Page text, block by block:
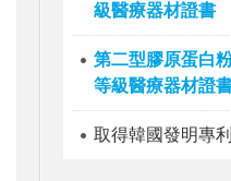
級醫療器材證書
第二型膠原蛋白
等級醫療器材證
取得韓國發明專